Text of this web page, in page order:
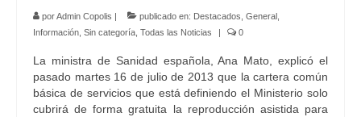
porAdmin Copolis | publicado en: Destacados General
Información Sin categoría Todas las Noticias | 0
La ministra de Sanidad española, Ana Mato, explicó el
pasado martes 16 de julio de 2013 que la cartera común
básica de servicios que está definiendo el Ministerio solo
cubrirá de forma gratuita la reproducción asistida para